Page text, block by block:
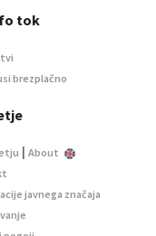
tok
brezplačno
| About
javnega značaja